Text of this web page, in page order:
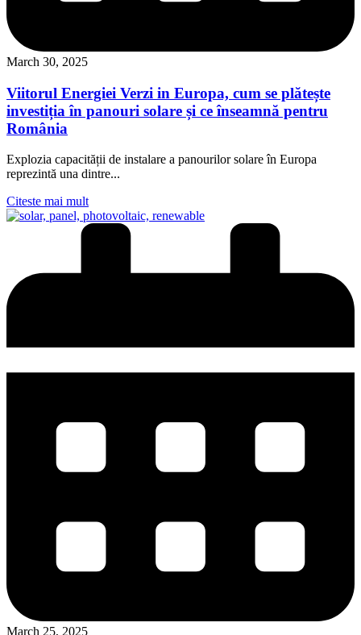
March 30, 2025
Viitorul Energiei Verzi in Europa, cum se plătește
investiția în panouri solare și ce înseamnă pentru
România
Explozia capacității de instalare a panourilor solare în Europa
reprezintă una dintre...
Citeste mai mult
March 25, 2025